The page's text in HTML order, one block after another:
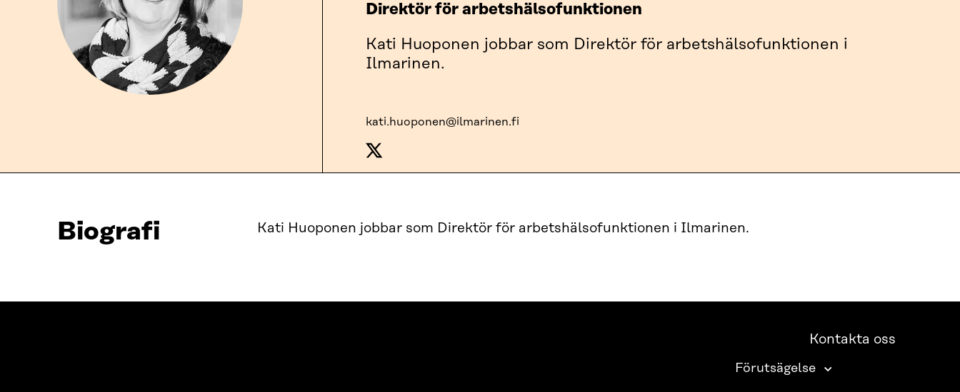
Direktör för arbetshälsofunktionen
Kati Huoponen jobbar som Direktör för arbetshälsofunktionen i
Ilmarinen.
kati.huoponen@ilmarinen.fi
Biografi Kati Huoponen jobbar som Direktör för arbetshälsofunktionen i Ilmarinen.
Kontakta oss
Förutsägelse